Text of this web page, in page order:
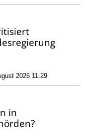
2026 11:29
in